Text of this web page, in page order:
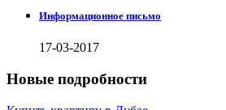
Информационное письмо
17-03-2017
Новые подробности